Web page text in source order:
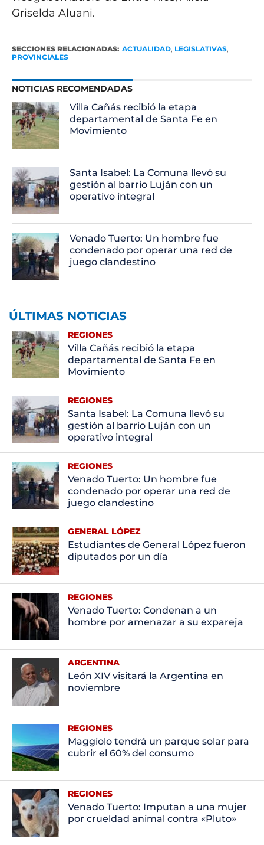
Griselda Aluani.
SECCIONES RELACIONADAS: ACTUALIDAD, LEGISLATIVAS,
PROVINCIALES
NOTICIAS RECOMENDADAS
Villa Cañás recibió la etapa
departamental de Santa Fe en
Movimiento
Santa Isabel: La Comuna llevó su
gestión al barrio Luján con un
operativo integral
Venado Tuerto: Un hombre fue
condenado por operar una red de
juego clandestino
ÚLTIMAS NOTICIAS
REGIONES
Villa Cañás recibió la etapa
departamental de Santa Fe en
Movimiento
REGIONES
Santa Isabel: La Comuna llevó su
gestión al barrio Luján con un
operativo integral
REGIONES
Venado Tuerto: Un hombre fue
condenado por operar una red de
juego clandestino
GENERAL LÓPEZ
Estudiantes de General López fueron
diputados por un día
REGIONES
Venado Tuerto: Condenan a un
hombre por amenazar a su expareja
ARGENTINA
León XIV visitará la Argentina en
noviembre
REGIONES
Maggiolo tendrá un parque solar para
cubrir el 60% del consumo
REGIONES
Venado Tuerto: Imputan a una mujer
por crueldad animal contra «Pluto»